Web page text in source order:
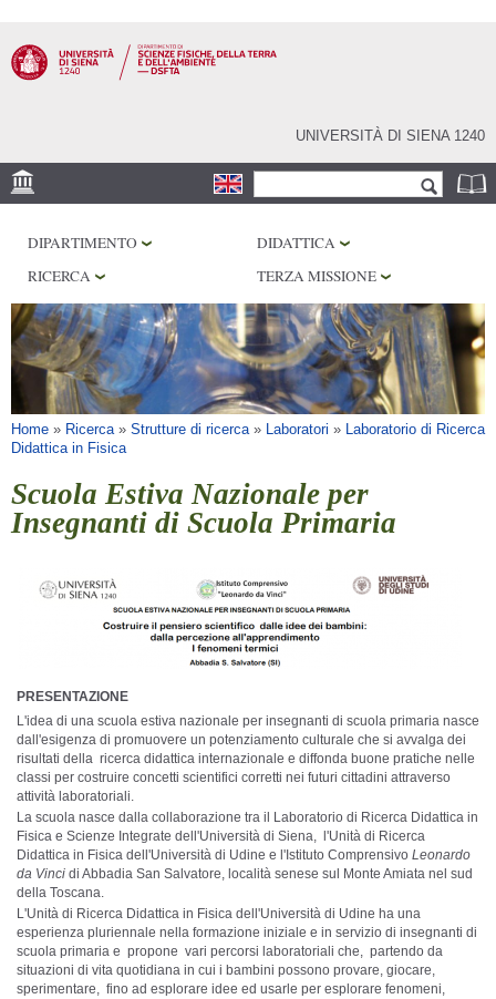
contenuto
principale
UNIVERSITÀ DI SIENA 1240
Form di ricerca
MUSEI
OSSERVATORIO
BIBLIOTECHE
SERVIZI
DIPARTIMENTO
DIDATTICA
RICERCA
TERZA MISSIONE
Tu sei qui
Home » Ricerca» Strutture di ricerca» Laboratori » Laboratorio di Ricerca
Didattica in Fisica
Scuola Estiva Nazionale per
Insegnanti di Scuola Primaria
PRESENTAZIONE
L'idea di una scuola estiva nazionale per insegnanti di scuola primaria nasce
dall'esigenza di promuovere un potenziamento culturale che si avvalga dei
risultati della ricerca didattica internazionale e diffonda buone pratiche nelle
classi per costruire concetti scientifici corretti nei futuri cittadini attraverso
attività laboratoriali.
La scuola nasce dalla collaborazione tra il Laboratorio di Ricerca Didattica in
Fisica e Scienze Integrate dell'Università di Siena, l'Unità di Ricerca
Didattica in Fisica dell'Università di Udine e l'Istituto Comprensivo Leonardo
da Vinci di Abbadia San Salvatore, località senese sul Monte Amiata nel sud
della Toscana.
L'Unità di Ricerca Didattica in Fisica dell'Università di Udine ha una
esperienza pluriennale nella formazione iniziale e in servizio di insegnanti di
scuola primaria e propone vari percorsi laboratoriali che, partendo da
situazioni di vita quotidiana in cui i bambini possono provare, giocare,
sperimentare, fino ad esplorare idee ed usarle per esplorare fenomeni,